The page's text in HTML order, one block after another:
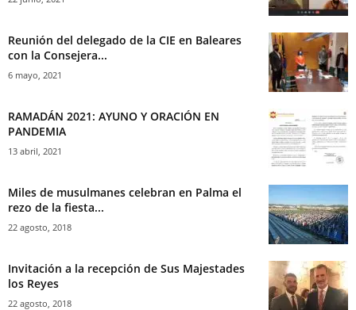
Reunión del delegado de la CIE en Baleares
con la Consejera...
6 mayo, 2021
RAMADÁN 2021: AYUNO Y ORACIÓN EN
PANDEMIA
13 abril, 2021
Miles de musulmanes celebran en Palma el
rezo de la fiesta...
22 agosto, 2018
Invitación a la recepción de Sus Majestades
los Reyes
22 agosto, 2018